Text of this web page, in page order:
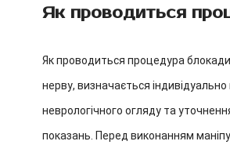
Як проводиться
Як проводиться процедура
нерву, визначається індивідуально
неврологічного огляду та
показань. Перед виконанням